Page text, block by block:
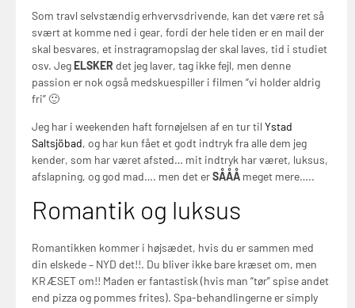
Som travl selvstændig erhvervsdrivende, kan det være ret så
svært at komme ned i gear, fordi der hele tiden er en mail der
skal besvares, et instragramopslag der skal laves, tid i studiet
osv. Jeg ELSKER det jeg laver, tag ikke fejl, men denne
passion er nok også medskuespiller i filmen “vi holder aldrig
fri” 🙂
Jeg har i weekenden haft fornøjelsen af en tur til Ystad
Saltsjöbad, og har kun fået et godt indtryk fra alle dem jeg
kender, som har været afsted… mit indtryk har været, luksus,
afslapning, og god mad…. men det er SÅÅÅ meget mere…..
Romantik og luksus
Romantikken kommer i højsædet, hvis du er sammen med
din elskede – NYD det!!. Du bliver ikke bare kræset om, men
KRÆSET om!! Maden er fantastisk (hvis man “tør” spise andet
end pizza og pommes frites). Spa-behandlingerne er simply